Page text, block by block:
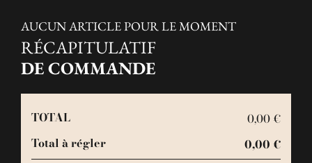
AUCUN ARTICLE POUR LE MOMENT
RÉCAPITULATIF
DE COMMANDE
TOTAL
0,00 €
Total à régler
0,00 €